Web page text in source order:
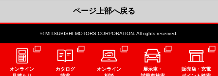
ページ上部へ戻る
© MITSUBISHI MOTORS CORPORATION. All rights reserved.
オンライン
カタログ
オンライン
展示車・
販売店・充電